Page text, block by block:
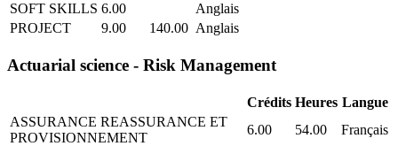
SOFT SKILLS 6.00
Anglais
PROJECT
9.00 140.00 Anglais
Actuarial science - Risk Management
Crédits Heures Langue
ASSURANCE REASSURANCE ET
PROVISIONNEMENT
6.00 54.00
Français